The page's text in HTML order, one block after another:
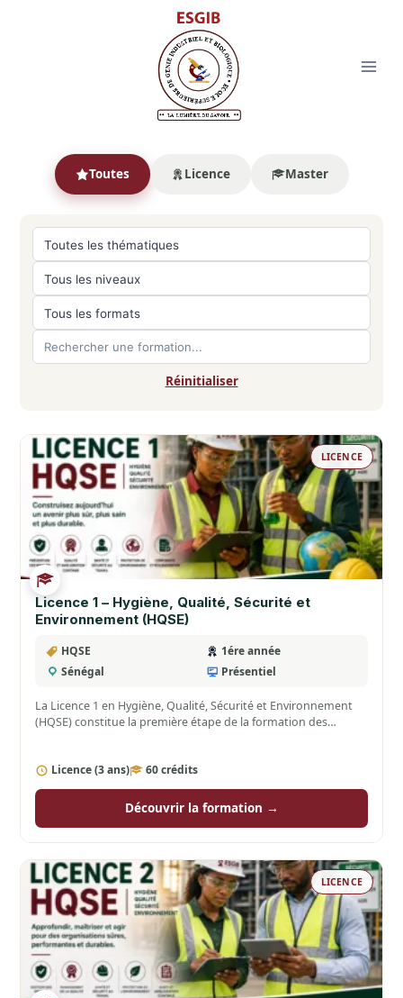
Toutes Licence Master
Réinitialiser
LICENCE
Licence 1 – Hygiène, Qualité, Sécurité et
Environnement (HQSE)
HQSE
1ére année
Sénégal
Présentiel
La Licence 1 en Hygiène, Qualité, Sécurité et Environnement
(HQSE) constitue la première étape de la formation des…
Licence (3 ans) 60 crédits
Découvrir la formation →
LICENCE